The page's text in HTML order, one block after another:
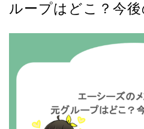
ループはどこ？今